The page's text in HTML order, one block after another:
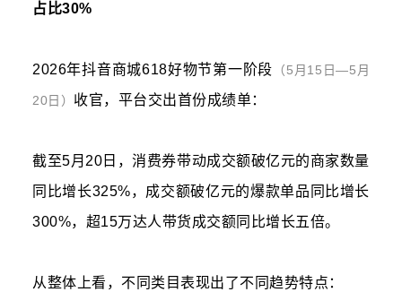
占比30%
2026年抖音商城618好物节第一阶段 （5月15日—5月
20日） 收官，平台交出首份成绩单：
截至5月20日，消费券带动成交额破亿元的商家数量
同比增长325%，成交额破亿元的爆款单品同比增长
300%，超15万达人带货成交额同比增长五倍。
从整体上看，不同类目表现出了不同趋势特点：